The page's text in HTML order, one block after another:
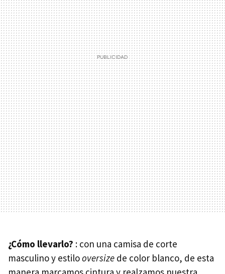
¿Cómo llevarlo? : con una camisa de corte
masculino y estilooversize de color blanco, de esta